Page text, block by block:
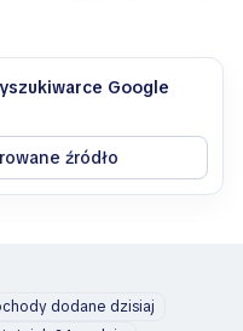
Google
źródło
dodane dzisiaj